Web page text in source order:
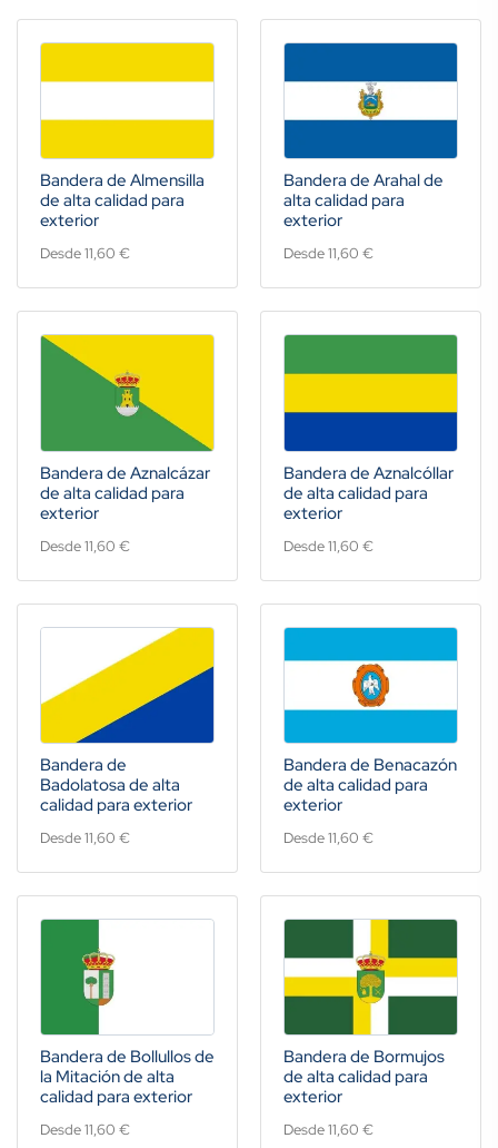
Bandera de Almensilla
de alta calidad para
exterior
Desde 11,60 €
Bandera de Arahal de
alta calidad para
exterior
Desde 11,60 €
Bandera de Aznalcázar
de alta calidad para
exterior
Desde 11,60 €
Bandera de Aznalcóllar
de alta calidad para
exterior
Desde 11,60 €
Bandera de
Badolatosa de alta
calidad para exterior
Desde 11,60 €
Bandera de Benacazón
de alta calidad para
exterior
Desde 11,60 €
Bandera de Bollullos de
la Mitación de alta
calidad para exterior
Desde 11,60 €
Bandera de Bormujos
de alta calidad para
exterior
Desde 11,60 €